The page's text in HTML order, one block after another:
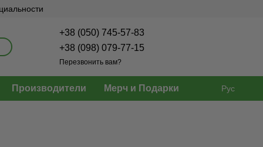
+38 (050) 745-57-83
+38 (098) 079-77-15
Перезвонить вам?
Производители Мерч и Подарки Рус